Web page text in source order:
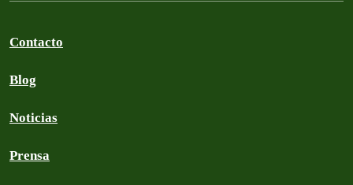
Contacto
Blog
Noticias
Prensa